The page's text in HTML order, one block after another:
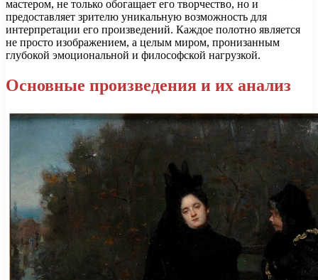
мастером, не только обогащает его творчество, но и
предоставляет зрителю уникальную возможность для
интерпретации его произведений. Каждое полотно является
не просто изображением, а целым миром, пронизанным
глубокой эмоциональной и философской нагрузкой.
Основные произведения и их анализ